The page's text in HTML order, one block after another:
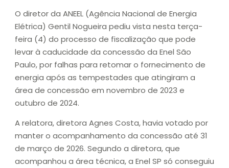
O diretor da ANEEL (Agência Nacional de Energia
Elétrica) Gentil Nogueira pediu vista nesta terça-
feira (4) do processo de fiscalização que pode
levar à caducidade da concessão da Enel São
Paulo, por falhas para retomar o fornecimento de
energia após as tempestades que atingiram a
área de concessão em novembro de 2023 e
outubro de 2024.
A relatora, diretora Agnes Costa, havia votado por
manter o acompanhamento da concessão até 31
de março de 2026. Segundo a diretora, que
acompanhou a área técnica, a Enel SP só conseguiu